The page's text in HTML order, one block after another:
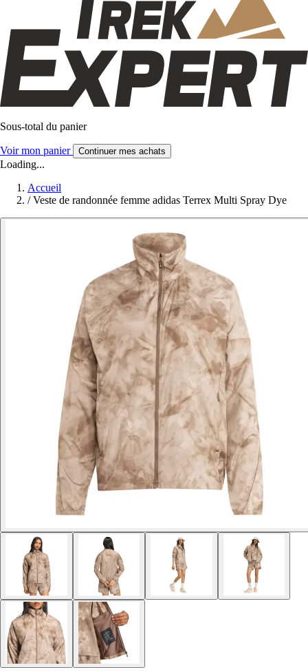
Sous-total du panier
Voir mon panier Continuer mes achats
Loading...
Accueil
/ Veste de randonnée femme adidas Terrex Multi Spray Dye